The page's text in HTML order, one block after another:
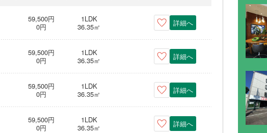
59,500円
0円
1LDK
36.35㎡
詳細へ
59,500円
0円
1LDK
36.35㎡
詳細へ
59,500円
0円
1LDK
36.35㎡
詳細へ
59,500円
0円
1LDK
36.35㎡
詳細へ